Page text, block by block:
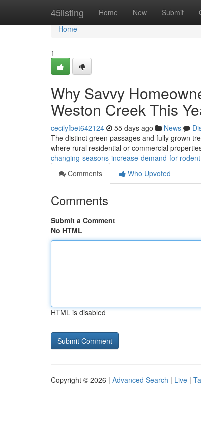
45listing Home New Submit
Home
Home
1
Why Savvy
Weston Creek This
cecilyfbet642124 55 days ago News
The distinct green passages and fully grown
where rural residential or commercial
changing-seasons-increase-demand-for-
Comments
Who Upvoted
Comments
Submit a Comment
No HTML
HTML is disabled
Copyright © 2026 | Advanced Search | Live |